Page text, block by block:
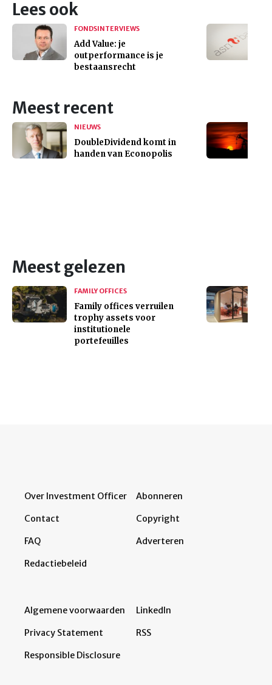
Lees ook
FONDSINTERVIEWS
Add Value: je
outperformance is je
bestaansrecht
Meest recent
NIEUWS
DoubleDividend komt in
handen van Econopolis
Meest gelezen
FAMILY OFFICES
Family offices verruilen
trophy assets voor
institutionele
portefeuilles
Over Investment Officer
Contact
FAQ
Redactiebeleid
Abonneren
Copyright
Adverteren
Algemene voorwaarden
Privacy Statement
Responsible Disclosure
LinkedIn
RSS